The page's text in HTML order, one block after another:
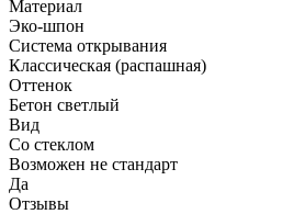
Материал
Эко-шпон
Система открывания
Классическая (распашная)
Оттенок
Бетон светлый
Вид
Со стеклом
Возможен не стандарт
Да
Отзывы